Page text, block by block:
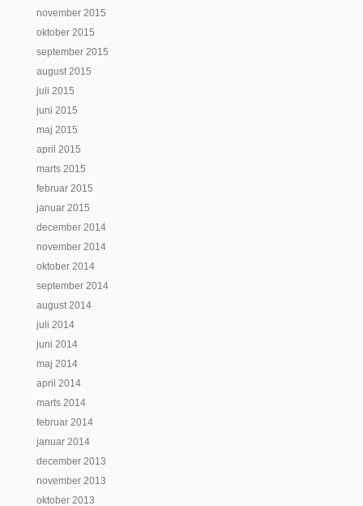
november 2015
oktober 2015
september 2015
august 2015
juli 2015
juni 2015
maj 2015
april 2015
marts 2015
februar 2015
januar 2015
december 2014
november 2014
oktober 2014
september 2014
august 2014
juli 2014
juni 2014
maj 2014
april 2014
marts 2014
februar 2014
januar 2014
december 2013
november 2013
oktober 2013